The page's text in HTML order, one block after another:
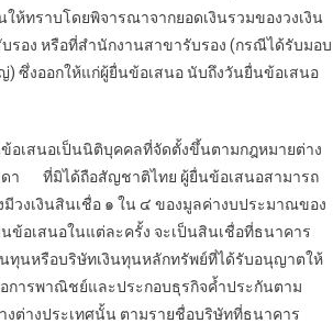
ให้ทราบโดยพิจารณาจากยอดเงินรวมของวงเงิน
รอง หรือที่สำนักงานสาขารับรอง (กรณีได้รับมอบ
) ซึ่งออกให้แก่ผู้ยื่นข้อเสนอ นับถึงวันยื่นข้อเสนอ
เป็นนิติบุคคลที่จัดตั้งขึ้นตามกฎหมายต่าง
ดา ที่มิได้ถือสัญชาติไทย ผู้ยื่นข้อเสนอสามารถ
มีวงเงินสินเชื่อ ๑ ใน ๔ ของมูลค่างบประมาณของ
ข้อเสนอในแต่ละครั้ง จะเป็นสินเชื่อที่ธนาคาร
นทุนหรือบริษัทเงินทุนหลักทรัพย์ที่ได้รับอนุญาตให้
การพาณิชย์และประกอบธุรกิจค้ำประกันตาม
งต่างประเทศนั้น ตามรายชื่อบริษัทที่ธนาคาร